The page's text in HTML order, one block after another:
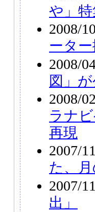
や」
2008/
ータ
2008/
図」
2008/
ラナ
再現
2007/
た、
2007/
出」